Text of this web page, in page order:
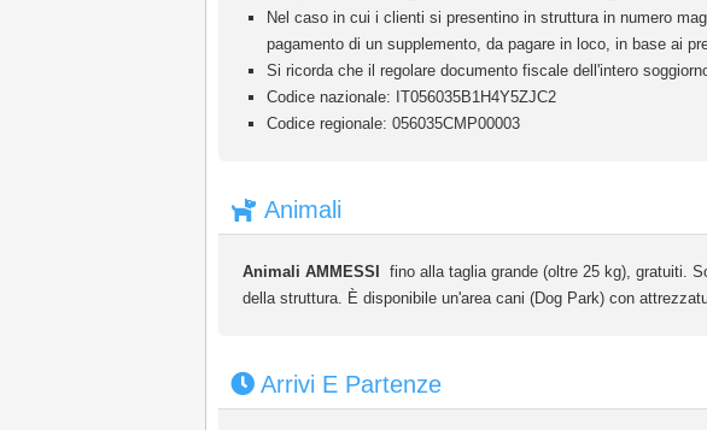
Nel caso in cui i clienti si presentino in struttura in numero
pagamento di un supplemento, da pagare in loco, in base ai
Si ricorda che il regolare documento fiscale dell'intero
Codice nazionale: IT056035B1H4Y5ZJC2
Codice regionale: 056035CMP00003
Animali
Animali AMMESSI
fino alla taglia grande (oltre 25 kg), gratuiti.
della struttura. È disponibile un'area cani (Dog Park) con
Arrivi E Partenze